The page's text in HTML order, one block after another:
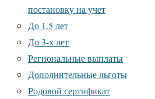
постановку на учет
До 1.5 лет
До 3-х лет
Региональные выплаты
Дополнительные льготы
Родовой сертификат